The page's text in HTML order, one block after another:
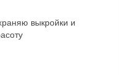
выкройки и